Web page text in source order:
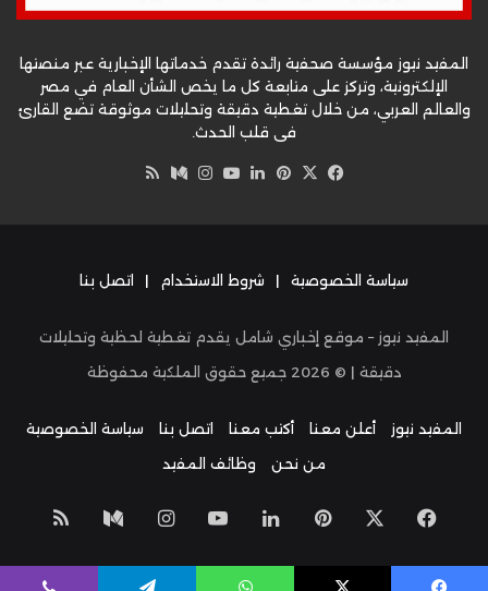
المفيد نيوز مؤسسة صحفية رائدة تقدم خدماتها الإخبارية عبر منصتها
الإلكترونية، وتركز على متابعة كل ما يخص الشأن العام في مصر
والعالم العربي، من خلال تغطية دقيقة وتحليلات موثوقة تضع القارئ
في قلب الحدث.
فيسبوك
‫X بينتيريست
لينكدإن‫YouTube
انستقرام
وسط
سياسة الخصوصية | شروط الاستخدام | اتصل بنا
المفيد نيوز – موقع إخباري شامل يقدم تغطية لحظية وتحليلات
دقيقة | © 2026 جميع حقوق الملكية محفوظة
المفيد نيوز أعلن معنا أكتب معنا اتصل بنا
سياسة الخصوصية
من نحن
وظائف المفيد
فيسبوك بينتيريست
لينكدإن‫YouTube
انستقراموسط